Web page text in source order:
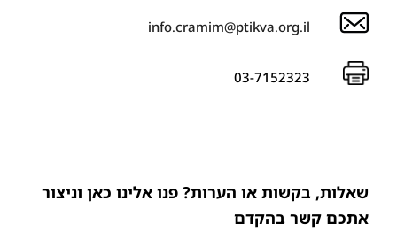
info.cramim@ptikva.org.il
03-7152323
שאלות, בקשות או הערות? פנו אלינו כאן וניצור
אתכם קשר בהקדם